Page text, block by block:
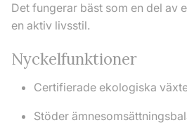
Det fungerar bäst som en del av
en aktiv livsstil.
Nyckelfunktioner
Certifierade ekologiska
Stöder